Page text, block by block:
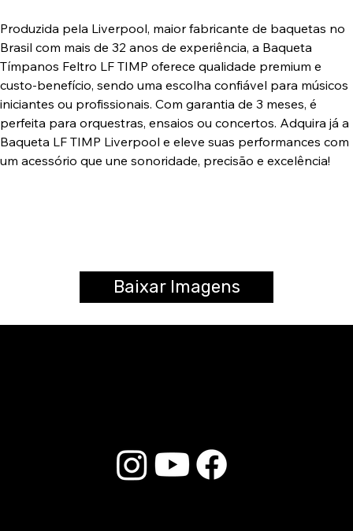
Produzida pela Liverpool, maior fabricante de baquetas no
Brasil com mais de 32 anos de experiência, a Baqueta
Tímpanos Feltro LF TIMP oferece qualidade premium e
custo-benefício, sendo uma escolha confiável para músicos
iniciantes ou profissionais. Com garantia de 3 meses, é
perfeita para orquestras, ensaios ou concertos. Adquira já a
Baqueta LF TIMP Liverpool e eleve suas performances com
um acessório que une sonoridade, precisão e excelência!
Baixar Imagens